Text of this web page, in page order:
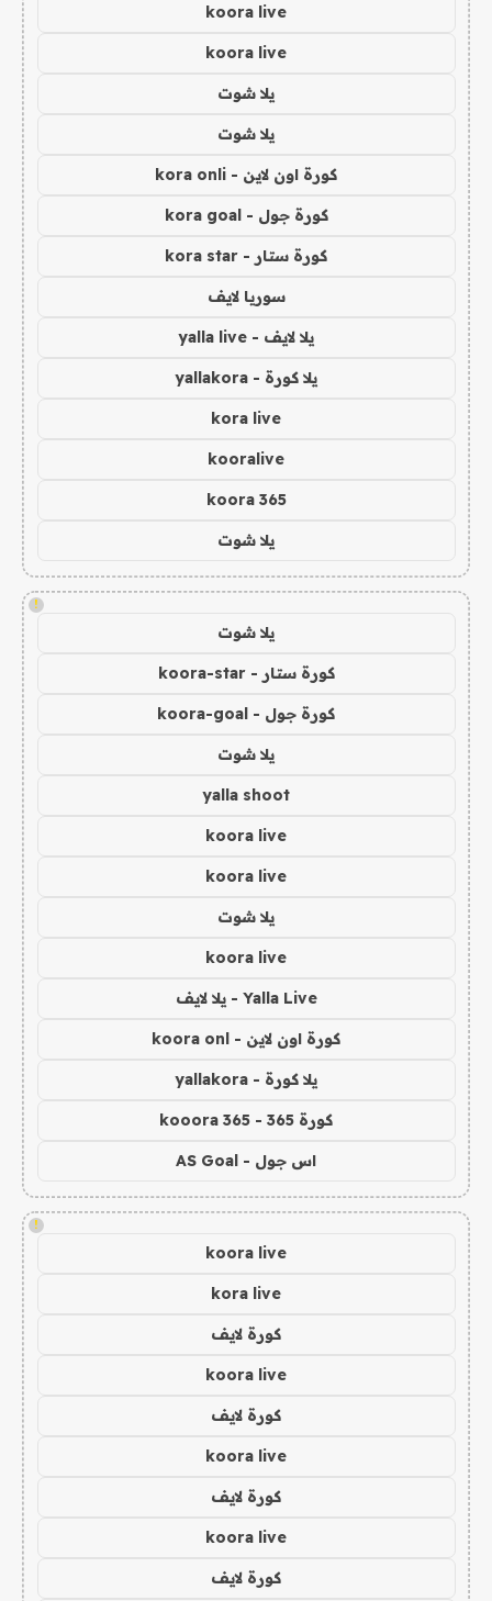
koora live
koora live
يلا شوت
يلا شوت
كورة اون لاين - kora onli
كورة جول - kora goal
كورة ستار - kora star
سوريا لايف
يلا لايف - yalla live
يلا كورة - yallakora
kora live
kooralive
koora 365
يلا شوت
!
يلا شوت
كورة ستار - koora-star
كورة جول - koora-goal
يلا شوت
yalla shoot
koora live
koora live
يلا شوت
koora live
Yalla Live - يلا لايف
كورة اون لاين - koora onl
يلا كورة - yallakora
كورة 365 - kooora 365
اس جول - AS Goal
!
koora live
kora live
كورة لايف
koora live
كورة لايف
koora live
كورة لايف
koora live
كورة لايف